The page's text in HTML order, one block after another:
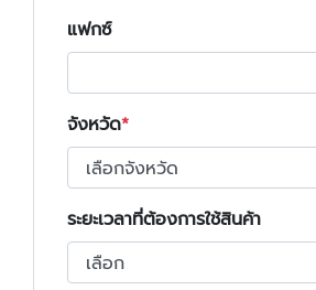
แฟกซ์
จังหวัด
ระยะเวลาที่ต้องการใช้สินค้า